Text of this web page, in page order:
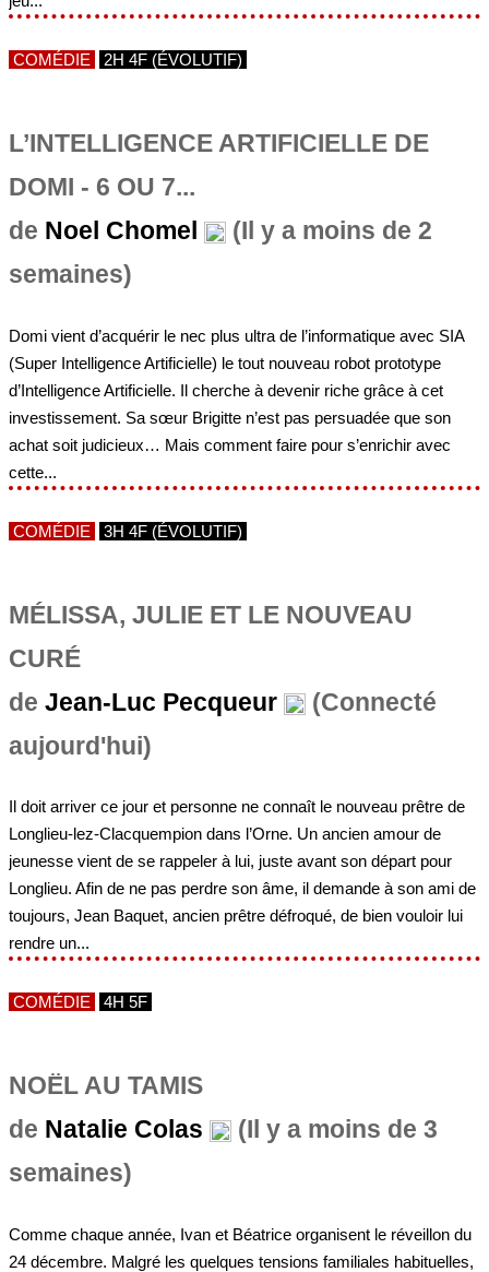
COMÉDIE 2H 4F (ÉVOLUTIF)
L’INTELLIGENCE ARTIFICIELLE DE
DOMI - 6 OU 7...
de Noel Chomel
(Il y a moins de 2
semaines)
Domi vient d’acquérir le nec plus ultra de l’informatique avec SIA
(Super Intelligence Artificielle) le tout nouveau robot prototype
d’Intelligence Artificielle. Il cherche à devenir riche grâce à cet
investissement. Sa sœur Brigitte n’est pas persuadée que son
achat soit judicieux… Mais comment faire pour s’enrichir avec
cette...
COMÉDIE 3H 4F (ÉVOLUTIF)
MÉLISSA, JULIE ET LE NOUVEAU
CURÉ
de Jean-Luc Pecqueur
(Connecté
aujourd'hui)
Il doit arriver ce jour et personne ne connaît le nouveau prêtre de
Longlieu-lez-Clacquempion dans l’Orne. Un ancien amour de
jeunesse vient de se rappeler à lui, juste avant son départ pour
Longlieu. Afin de ne pas perdre son âme, il demande à son ami de
toujours, Jean Baquet, ancien prêtre défroqué, de bien vouloir lui
rendre un...
COMÉDIE 4H 5F
NOËL AU TAMIS
de Natalie Colas
(Il y a moins de 3
semaines)
Comme chaque année, Ivan et Béatrice organisent le réveillon du
24 décembre. Malgré les quelques tensions familiales habituelles,